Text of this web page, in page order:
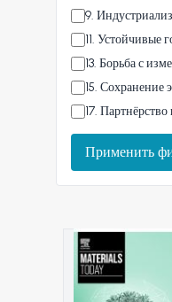
9.
11. Устойчивые
13. Борьба с
15. Сохранение
17. Партнёрство
Применить